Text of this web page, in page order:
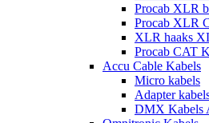
Procab XLR
Procab XLR
XLR haaks
Procab CAT
Accu Cable Kabels
Micro kabels
Adapter
DMX Kabels